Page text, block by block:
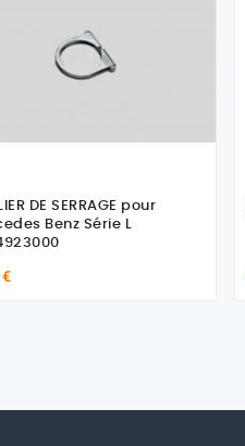
DE SERRAGE pour
Benz Série L